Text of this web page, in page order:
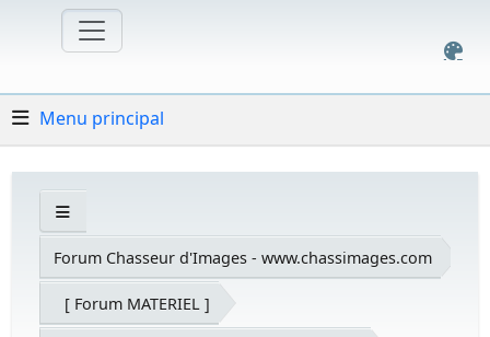
Menu principal
Forum Chasseur d'Images - www.chassimages.com
[ Forum MATERIEL ]